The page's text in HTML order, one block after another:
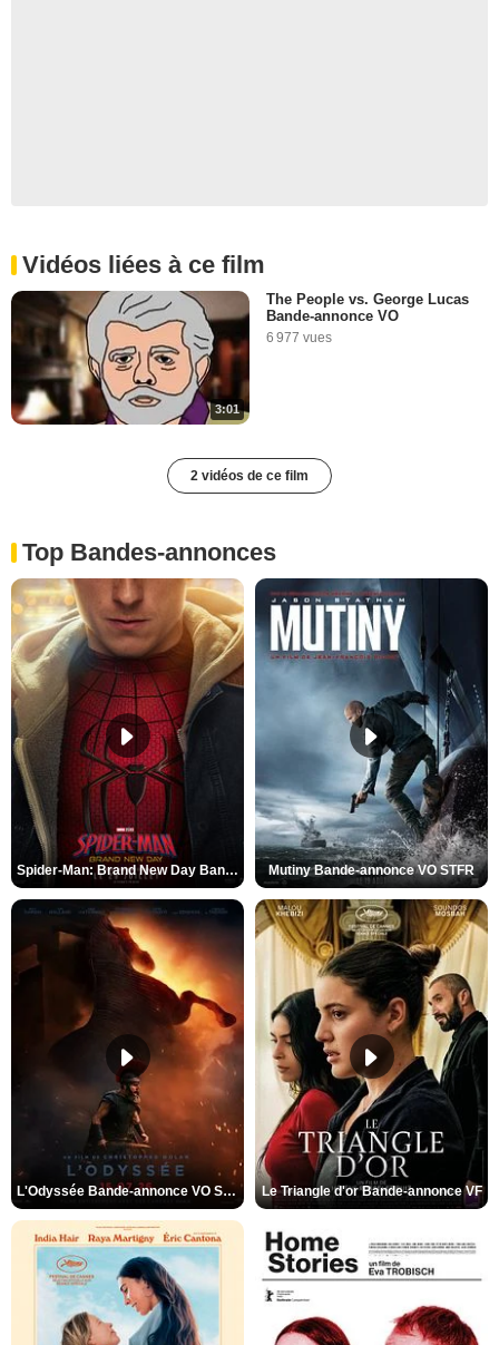
Vidéos liées à ce film
3:01
The People vs. George Lucas
Bande-annonce VO
6 977 vues
2 vidéos de ce film
Top Bandes-annonces
Spider-Man: Brand New Day Bande-annonce VO STFR Mutiny Bande-annonce VO STFR
L'Odyssée Bande-annonce VO STFR Le Triangle d'or Bande-annonce VF